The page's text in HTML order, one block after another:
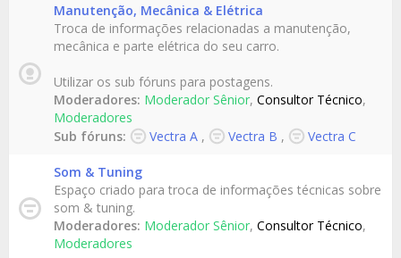
Manutenção, Mecânica & Elétrica
Troca de informações relacionadas a manutenção,
mecânica e parte elétrica do seu carro.
Utilizar os sub fóruns para postagens.
Moderadores: Moderador Sênior, Consultor Técnico,
Moderadores
Sub fóruns:
Vectra A , Vectra B , Vectra C
Som & Tuning
Espaço criado para troca de informações técnicas sobre
som & tuning.
Moderadores: Moderador Sênior, Consultor Técnico,
Moderadores